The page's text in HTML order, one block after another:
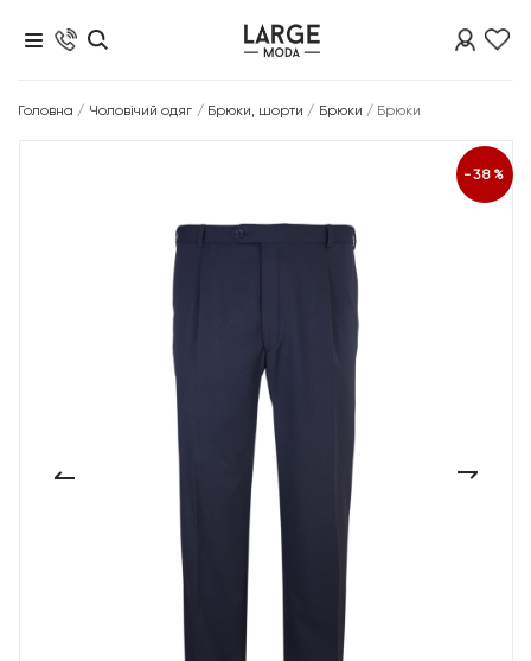
Головна / Чоловічий одяг / Брюки, шорти / Брюки / Брюки
-38%